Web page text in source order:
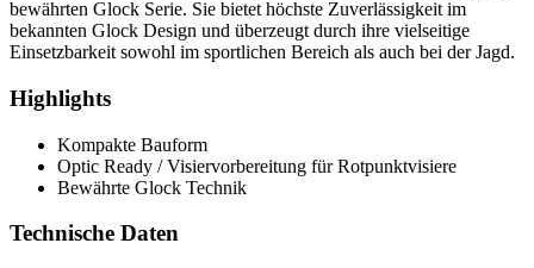
bewährten Glock Serie. Sie bietet höchste Zuverlässigkeit im
bekannten Glock Design und überzeugt durch ihre vielseitige
Einsetzbarkeit sowohl im sportlichen Bereich als auch bei der Jagd.
Highlights
Kompakte Bauform
Optic Ready / Visiervorbereitung für Rotpunktvisiere
Bewährte Glock Technik
Technische Daten